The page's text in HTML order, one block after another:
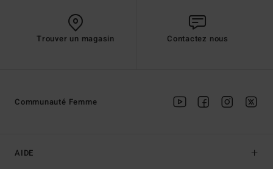
Trouver un magasin Contactez nous
AIDE
Communauté Femme